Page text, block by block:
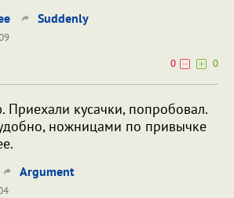
Suddenly
0
0
Приехали кусачки, попробовал.
ножницами по привычке
Argument